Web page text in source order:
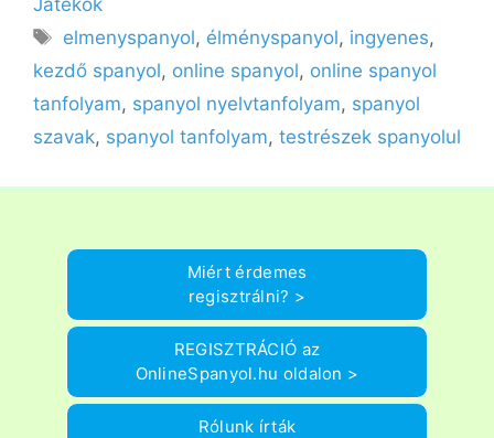
Címkék
elmenyspanyol, élményspanyol, ingyenes,
kezdő spanyol, online spanyol, online spanyol
tanfolyam, spanyol nyelvtanfolyam, spanyol
szavak, spanyol tanfolyam, testrészek spanyolul
Miért érdemes
regisztrálni? >
REGISZTRÁCIÓ az
OnlineSpanyol.hu oldalon >
Rólunk írták